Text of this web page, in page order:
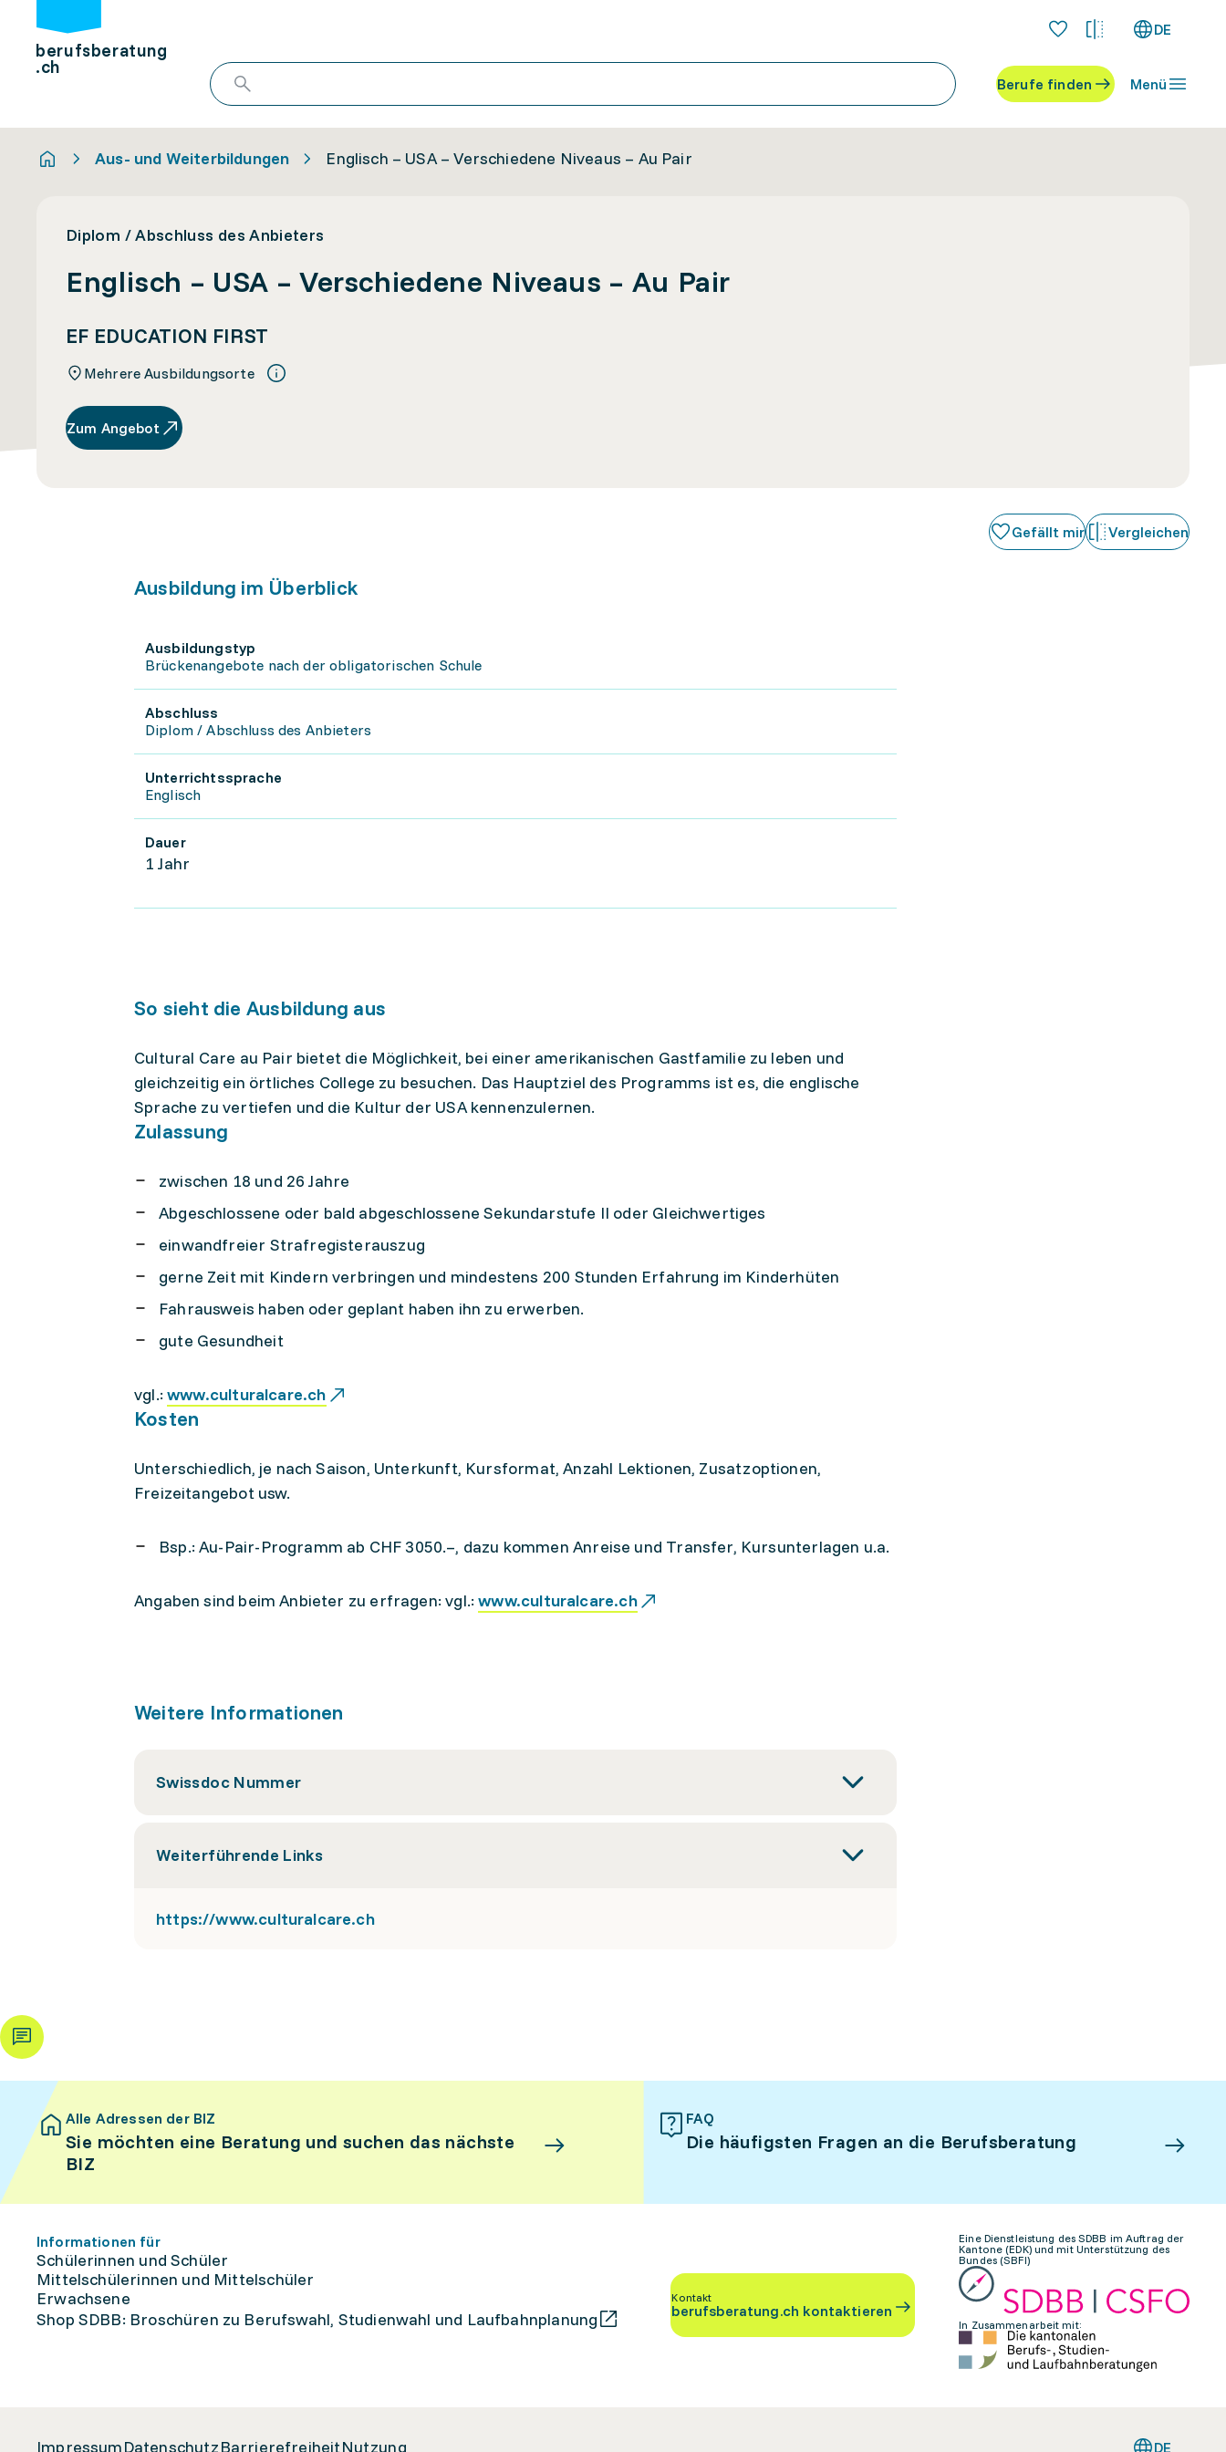
berufsberatung
.ch
DE
Berufe finden Menü
Aus- und Weiterbildungen Englisch – USA – Verschiedene Niveaus – Au Pair
Diplom / Abschluss des Anbieters
Englisch – USA – Verschiedene Niveaus – Au Pair
EF EDUCATION FIRST
Mehrere Ausbildungsorte
Zum Angebot
Gefällt mir Vergleichen
Ausbildung im Überblick
Ausbildungstyp
Brückenangebote nach der obligatorischen Schule
Abschluss
Diplom / Abschluss des Anbieters
Unterrichtssprache
Englisch
Dauer
1 Jahr
So sieht die Ausbildung aus
Cultural Care au Pair bietet die Möglichkeit, bei einer amerikanischen Gastfamilie zu leben und
gleichzeitig ein örtliches College zu besuchen. Das Hauptziel des Programms ist es, die englische
Sprache zu vertiefen und die Kultur der USA kennenzulernen.
Zulassung
zwischen 18 und 26 Jahre
Abgeschlossene oder bald abgeschlossene Sekundarstufe II oder Gleichwertiges
einwandfreier Strafregisterauszug
gerne Zeit mit Kindern verbringen und mindestens 200 Stunden Erfahrung im Kinderhüten
Fahrausweis haben oder geplant haben ihn zu erwerben.
gute Gesundheit
vgl.:www.culturalcare.ch
Kosten
Unterschiedlich, je nach Saison, Unterkunft, Kursformat, Anzahl Lektionen, Zusatzoptionen,
Freizeitangebot usw.
Bsp.: Au-Pair-Programm ab CHF 3050.–, dazu kommen Anreise und Transfer, Kursunterlagen u.a.
Angaben sind beim Anbieter zu erfragen: vgl.:www.culturalcare.ch
Weitere Informationen
Swissdoc Nummer
Weiterführende Links
https://www.culturalcare.ch
Alle Adressen der BIZ
Sie möchten eine Beratung und suchen das nächste
BIZ
FAQ
Die häufigsten Fragen an die Berufsberatung
Informationen für
Schülerinnen und Schüler
Mittelschülerinnen und Mittelschüler
Erwachsene
Shop SDBB: Broschüren zu Berufswahl, Studienwahl und Laufbahnplanung
Kontakt
berufsberatung.ch kontaktieren
Eine Dienstleistung des SDBB im Auftrag der
Kantone (EDK) und mit Unterstützung des
Bundes (SBFI)
In Zusammenarbeit mit:
ImpressumDatenschutzBarrierefreiheitNutzung DE